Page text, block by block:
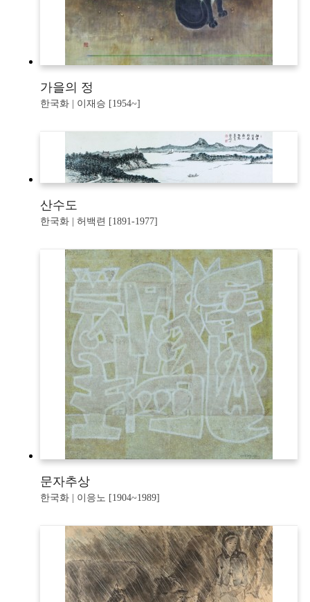
가을의 정
한국화 | 이재승 [1954~]
산수도
한국화 | 허백련 [1891-1977]
문자추상
한국화 | 이응노 [1904~1989]